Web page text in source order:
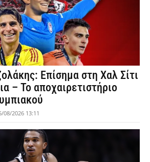
Επίσημα στη Χαλ Σίτι
– Το αποχαιρετιστήριο
08/2026 13:11